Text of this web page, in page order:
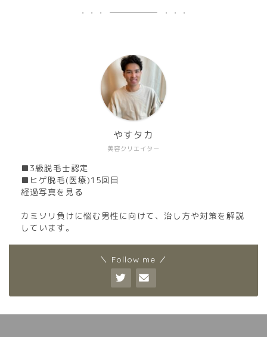
美容クリエイター
やすタカ
■3級脱毛士認定
■ヒゲ脱毛(医療)15回目
経過写真を見る
カミソリ負けに悩む男性に向けて、治し方や対策を解説
しています。
＼ Follow me ／